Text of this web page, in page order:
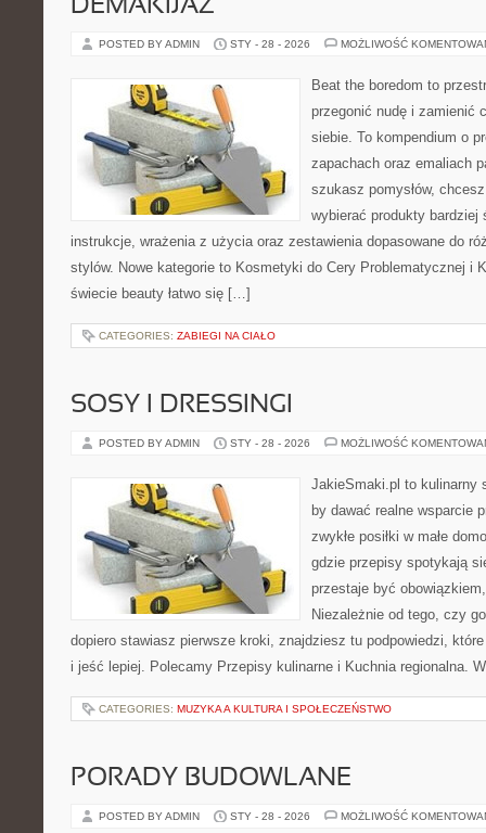
DEMAKIJAŻ
POSTED BY ADMIN STY - 28 - 2026 MOŻLIWOŚĆ
Beat the boredom to
przegonić nudę i zamienić
siebie. To kompendium o
zapachach oraz emaliach
szukasz pomysłów,
wybierać produkty bardziej
instrukcje, wrażenia z użycia oraz zestawienia dopasowane do
stylów. Nowe kategorie to Kosmetyki do Cery Problematycznej i
świecie beauty łatwo się […]
CATEGORIES: ZABIEGI NA CIAŁO
SOSY I DRESSINGI
POSTED BY ADMIN STY - 28 - 2026 MOŻLIWOŚĆ
JakieSmaki.pl to kulinarny
by dawać realne wsparcie
zwykłe posiłki w małe
gdzie przepisy spotykają
przestaje być
Niezależnie od tego, czy
dopiero stawiasz pierwsze kroki, znajdziesz tu podpowiedzi,
i jeść lepiej. Polecamy Przepisy kulinarne i Kuchnia regionalna.
CATEGORIES: MUZYKA A KULTURA I SPOŁECZEŃSTWO
PORADY BUDOWLANE
POSTED BY ADMIN STY - 28 - 2026 MOŻLIWOŚĆ